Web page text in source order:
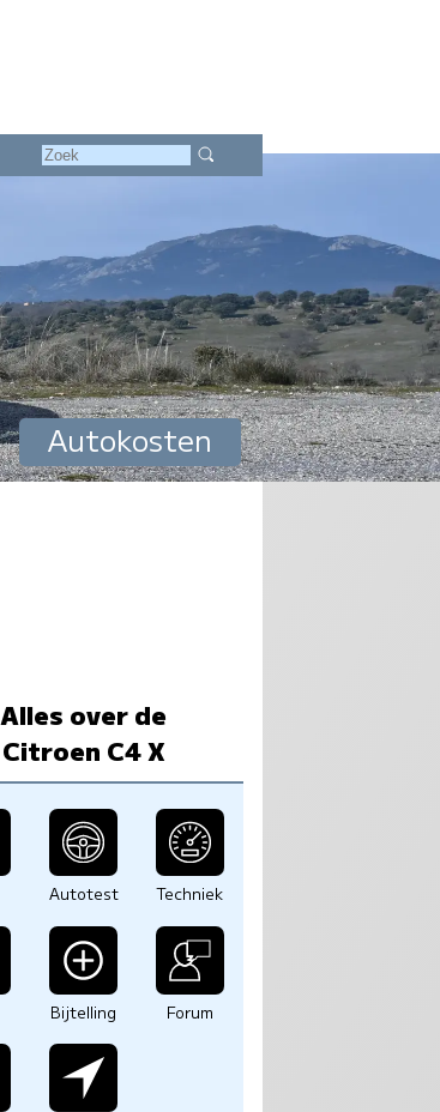
Autokosten
Alles over de
Citroen C4 X
Autotest Techniek
Bijtelling Forum